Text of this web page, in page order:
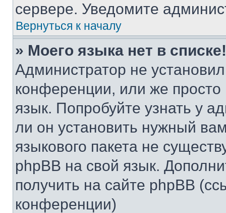
сервере. Уведомите
Вернуться к началу
» Моего языка нет в списке!
Администратор не
конференции, или же
язык. Попробуйте узнать у
ли он установить нужный
языкового пакета не
phpBB на свой язык.
получить на сайте phpBB
конференции)